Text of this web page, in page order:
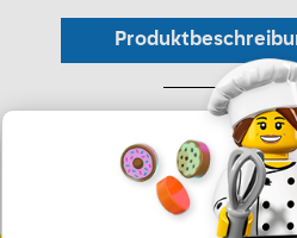
*Unverbindliche
Die Preisgestaltung liegt im